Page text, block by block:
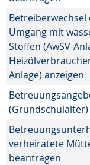
Betreiberwechsel
Umgang mit
Stoffen (AwSV-
Anlage) anzeigen
verheiratete
beantragen